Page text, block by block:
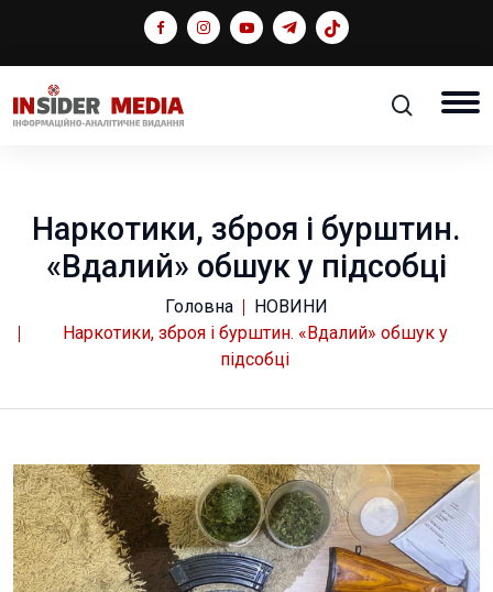
Наркотики, зброя і бурштин.
«Вдалий» обшук у підсобці
Головна
НОВИНИ
Наркотики, зброя і бурштин. «Вдалий» обшук у
підсобці